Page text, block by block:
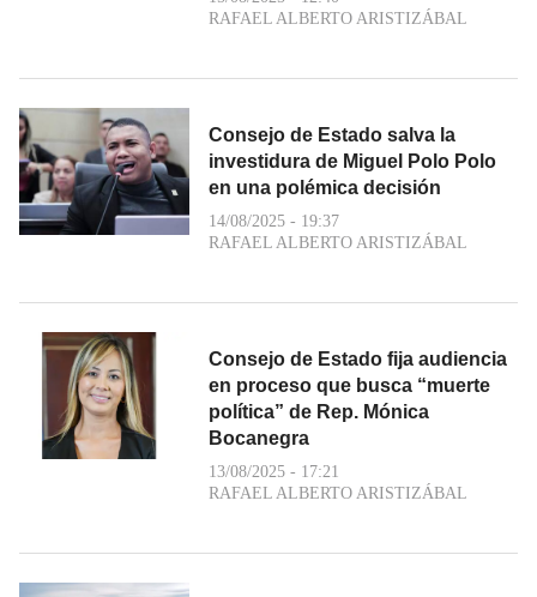
RAFAEL ALBERTO ARISTIZÁBAL
Consejo de Estado salva la
investidura de Miguel Polo Polo
en una polémica decisión
14/08/2025 - 19:37
RAFAEL ALBERTO ARISTIZÁBAL
Consejo de Estado fija audiencia
en proceso que busca “muerte
política” de Rep. Mónica
Bocanegra
13/08/2025 - 17:21
RAFAEL ALBERTO ARISTIZÁBAL